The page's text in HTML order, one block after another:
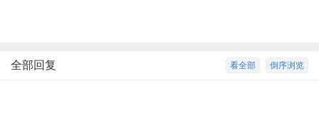
倒序浏览
看全部
全部回复